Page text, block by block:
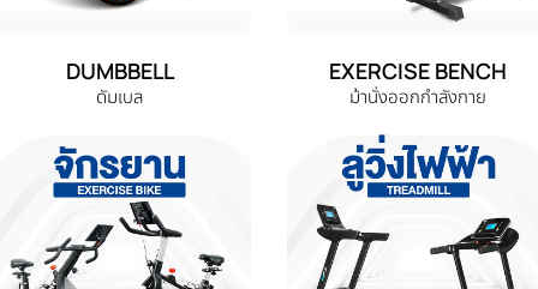
DUMBBELL
ดัมเบล
EXERCISE BENCH
ม้านั่งออกกำลังกาย